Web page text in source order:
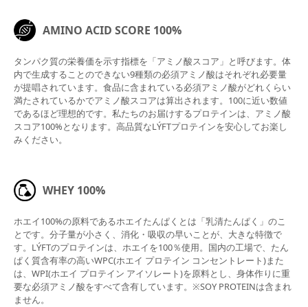
AMINO ACID SCORE 100%
タンパク質の栄養価を示す指標を「アミノ酸スコア」と呼びます。体
内で生成することのできない9種類の必須アミノ酸はそれぞれ必要量
が提唱されています。食品に含まれている必須アミノ酸がどれくらい
満たされているかでアミノ酸スコアは算出されます。100に近い数値
であるほど理想的です。私たちのお届けするプロテインは、アミノ酸
スコア100%となります。高品質なLÝFTプロテインを安心してお楽し
みください。
WHEY 100%
ホエイ100%の原料であるホエイたんぱくとは「乳清たんぱく」のこ
とです。分子量が小さく、消化・吸収の早いことが、大きな特徴で
す。LÝFTのプロテインは、ホエイを100％使用。国内の工場で、たん
ぱく質含有率の高いWPC(ホエイ プロテイン コンセントレート)また
は、WPI(ホエイ プロテイン アイソレート)を原料とし、身体作りに重
要な必須アミノ酸をすべて含有しています。※SOY PROTEINは含まれ
ません。